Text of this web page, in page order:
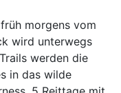
morgens vom
wird unterwegs
werden die
in das wilde